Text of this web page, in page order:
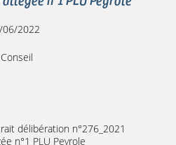
2022
délibération n°276_2021
n°1 PLU Peyrole